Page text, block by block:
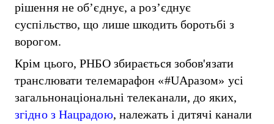
рішення не об’єднує, а роз’єднує
суспільство, що лише шкодить боротьбі з
ворогом.
Крім цього, РНБО збирається зобов'язати
транслювати телемарафон «#UАразом» усі
загальнонаціональні телеканали, до яких,
згідно з Нацрадою, належать і дитячі канали